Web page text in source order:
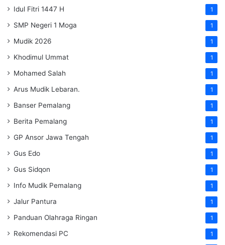
Idul Fitri 1447 H 1
SMP Negeri 1 Moga 1
Mudik 2026 1
Khodimul Ummat 1
Mohamed Salah 1
Arus Mudik Lebaran. 1
Banser Pemalang 1
Berita Pemalang 1
GP Ansor Jawa Tengah 1
Gus Edo 1
Gus Sidqon 1
Info Mudik Pemalang 1
Jalur Pantura 1
Panduan Olahraga Ringan 1
Rekomendasi PC 1